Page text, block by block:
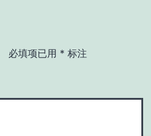
必填项已用 * 标注